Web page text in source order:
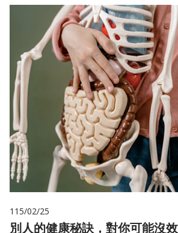
115/02/25
別人的健康秘訣，對你可能沒